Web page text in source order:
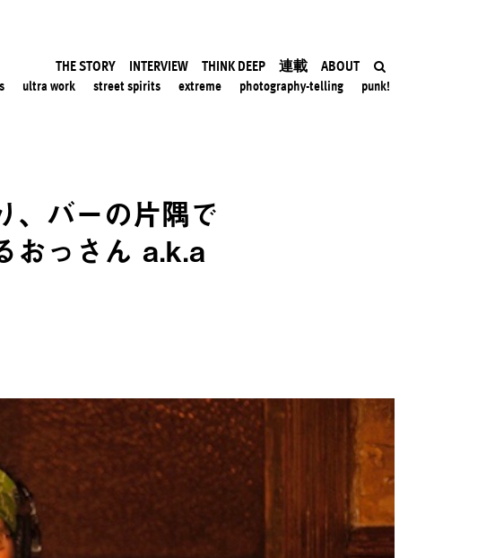
THE STORY INTERVIEW THINK DEEP 連載 ABOUT
ultra work street spirits extreme photography-telling punk!
、バーの片隅で
おっさん a.k.a